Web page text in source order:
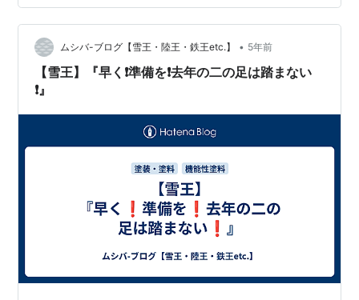
は、最近お問い合わせが多い『雪王の色』に 関してお話
ししたいと思います。 思えば、今まで一度も『雪王』の
色に関して お伝えしなかったような気がいたします。
！！…
ムシバ-ブログ【雪王・陸王・鉄王etc.】 • 5年前
【雪王】『早く❗準備を❗去年の二の足は踏まない
❗』